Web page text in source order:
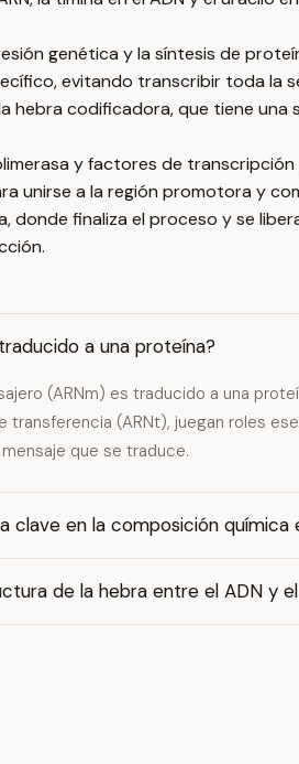
genética y la síntesis de
evitando transcribir toda la
hebra codificadora, que tiene
y factores de
unirse a la región promotora y
finaliza el proceso y se
a una proteína?
(ARNm) es traducido a una
transferencia (ARNt), juegan roles
que se traduce.
clave en la composición química
de la hebra entre el ADN y el